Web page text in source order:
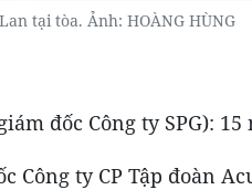
tại tòa. Ảnh: HOÀNG HÙNG
đốc Công ty SPG): 15
Công ty CP Tập đoàn